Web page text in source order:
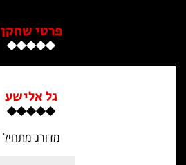
פרטי שחקן
גל אלישע
מדורג מתחיל